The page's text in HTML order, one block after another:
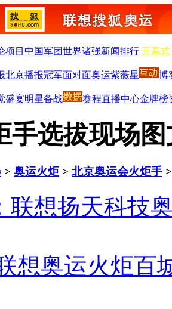
项目 中国军团世界诸强新闻排行 开幕式
北京播报冠军面对面奥运紫薇星 博
盛宴明星备战 赛程直播中心金牌榜
手选拔现场
> 奥运火炬 > 北京奥运会火炬手
联想扬天科技
想奥运火炬百